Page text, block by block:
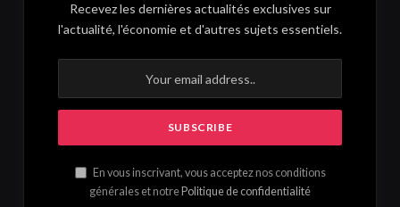
Recevez les dernières actualités exclusives sur
l'actualité, l'économie et d'autres sujets essentiels.
En vous inscrivant, vous acceptez nos conditions
générales et notre Politique de confidentialité